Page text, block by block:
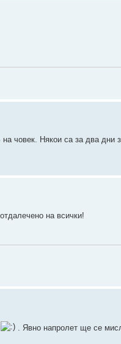
човек. Някои са за два дни
на всички!
. Явно напролет ще се